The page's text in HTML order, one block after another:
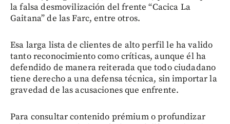
la falsa desmovilización del frente “Cacica La
Gaitana” de las Farc, entre otros.
Esa larga lista de clientes de alto perfil le ha valido
tanto reconocimiento como críticas, aunque él ha
defendido de manera reiterada que todo ciudadano
tiene derecho a una defensa técnica, sin importar la
gravedad de las acusaciones que enfrente.
Para consultar contenido prémium o profundizar